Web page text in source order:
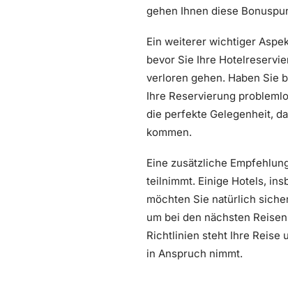
gehen Ihnen diese
Ein weiterer wichtiger
bevor Sie Ihre
verloren gehen. Haben Sie
Ihre Reservierung
die perfekte Gelegenheit,
kommen.
Eine zusätzliche
teilnimmt. Einige Hotels,
möchten Sie natürlich
um bei den nächsten
Richtlinien steht Ihre Reise
in Anspruch nimmt.